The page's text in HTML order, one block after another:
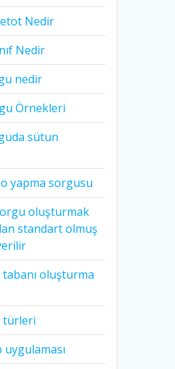
Nedir
Nedir
nedir
Örnekleri
sütun
yapma sorgusu
oluşturmak
standart olmuş
tabanı oluşturma
türleri
uygulaması